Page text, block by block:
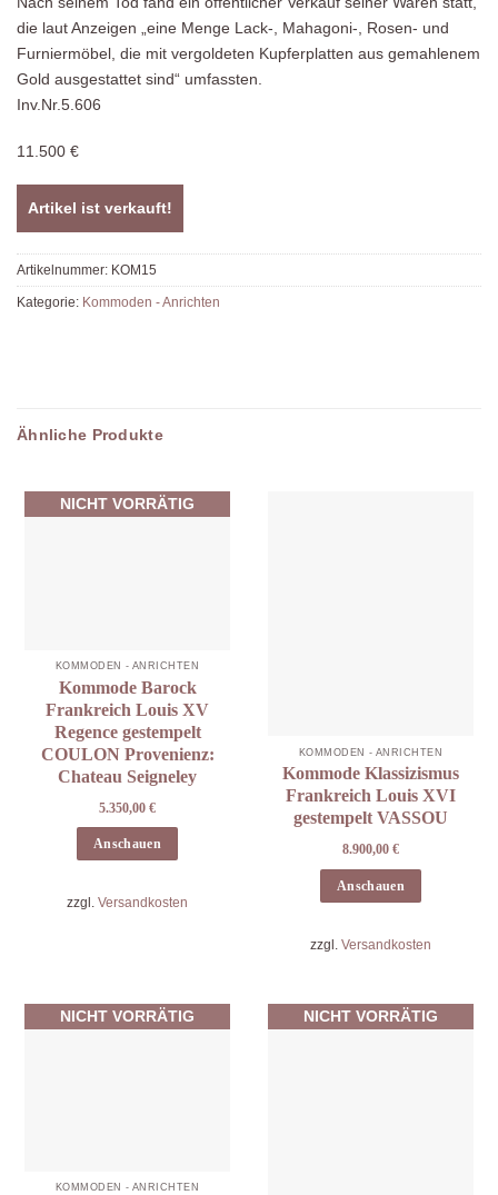
die laut Anzeigen „eine Menge Lack-, Mahagoni-, Rosen- und
Furniermöbel, die mit vergoldeten Kupferplatten aus gemahlenem
Gold ausgestattet sind“ umfassten.
Inv.Nr.5.606
11.500 €
Artikel ist verkauft!
Artikelnummer: KOM15
Kategorie: Kommoden - Anrichten
Ähnliche Produkte
NICHT VORRÄTIG
KOMMODEN - ANRICHTEN
Kommode Barock
Frankreich Louis XV
Regence gestempelt
COULON Provenienz:
Chateau Seigneley
5.350,00 €
Anschauen
zzgl. Versandkosten
KOMMODEN - ANRICHTEN
Kommode Klassizismus
Frankreich Louis XVI
gestempelt VASSOU
8.900,00 €
Anschauen
zzgl. Versandkosten
NICHT VORRÄTIG
KOMMODEN - ANRICHTEN
NICHT VORRÄTIG